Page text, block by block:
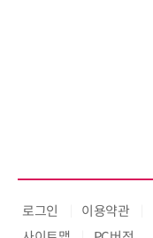
로그인 이용약관